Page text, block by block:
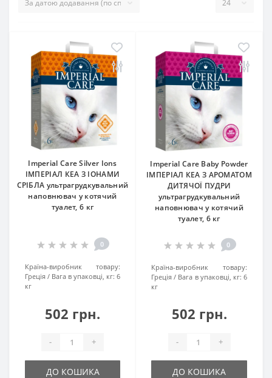
Imperial Care Silver Ions
ІМПЕРІАЛ КЕА З ІОНАМИ
СРІБЛА ультрагрудкувальний
наповнювач у котячий
туалет, 6 кг
0
Країна-виробник товару:
Греція
Вага в упаковці, кг: 6
кг
502 грн.
- +
ДО КОШИКА
Imperial Care Baby Powder
ІМПЕРІАЛ КЕА З АРОМАТОМ
ДИТЯЧОЇ ПУДРИ
ультрагрудкувальний
наповнювач у котячий
туалет, 6 кг
0
Країна-виробник товару:
Греція
Вага в упаковці, кг: 6
кг
502 грн.
- +
ДО КОШИКА